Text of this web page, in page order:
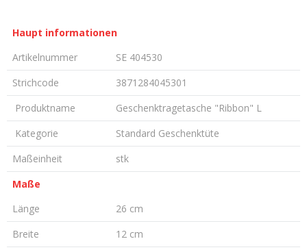
Haupt informationen
Artikelnummer
SE 404530
Strichcode
3871284045301
Produktname
Geschenktragetasche "Ribbon" L
Kategorie
Standard Geschenktüte
Maßeinheit
stk
Maße
Länge
26 cm
Breite
12 cm